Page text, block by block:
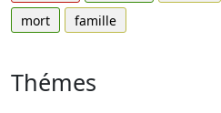
mort
famille
Thémes